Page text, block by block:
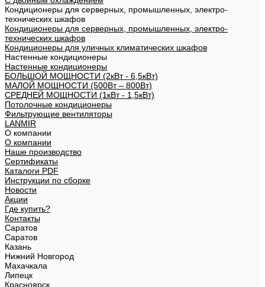
Кондиционеры для серверных, промышленных, электро-
технических шкафов
Кондиционеры для серверных, промышленных, электро-
технических шкафов
Кондиционеры для уличных климатических шкафов
Настенные кондиционеры
Настенные кондиционеры
БОЛЬШОЙ МОЩНОСТИ (2кВт - 6,5кВт)
МАЛОЙ МОЩНОСТИ (500Вт – 800Вт)
СРЕДНЕЙ МОЩНОСТИ (1кВт - 1,5кВт)
Потолочные кондиционеры
Фильтрующие вентиляторы
LANMIR
О компании
О компании
Наше производство
Сертификаты
Каталоги PDF
Инструкции по сборке
Новости
Акции
Где купить?
Контакты
Саратов
Саратов
Казань
Нижний Новгород
Махачкала
Липецк
Красноярск